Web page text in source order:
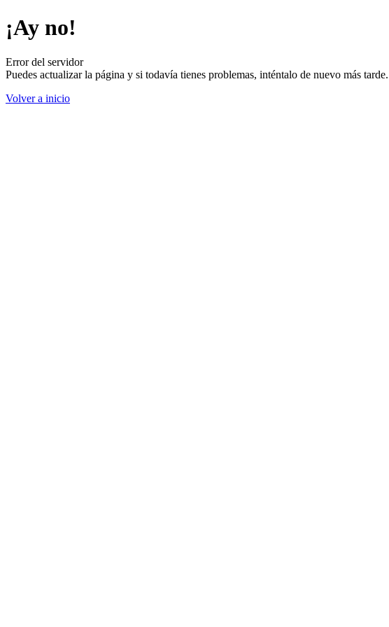
¡Ay no!
Error del servidor
Puedes actualizar la página y si todavía tienes problemas, inténtalo de nuevo más
Volver a inicio